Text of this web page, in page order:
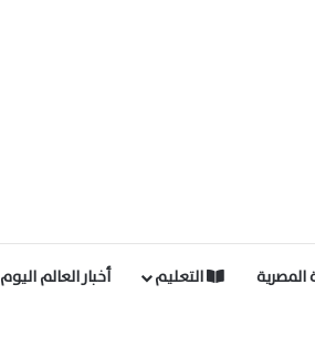
المصرية التعليم أخبار العالم اليوم